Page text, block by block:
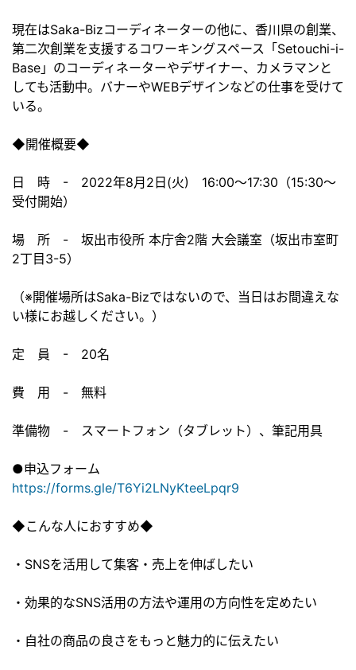
現在はSaka-Bizコーディネーターの他に、香川県の創業、
第二次創業を支援するコワーキングスペース「Setouchi-i-
Base」のコーディネーターやデザイナー、カメラマンと
しても活動中。バナーやWEBデザインなどの仕事を受けて
いる。
◆開催概要◆
日 時 - 2022年8月2日(火) 16:00～17:30（15:30～
受付開始）
場 所 - 坂出市役所 本庁舎2階 大会議室（坂出市室町
2丁目3-5）
（※開催場所はSaka-Bizではないので、当日はお間違えな
い様にお越しください。）
定 員 - 20名
費 用 - 無料
準備物 - スマートフォン（タブレット）、筆記用具
●申込フォーム
https://forms.gle/T6Yi2LNyKteeLpqr9
◆こんな人におすすめ◆
・SNSを活用して集客・売上を伸ばしたい
・効果的なSNS活用の方法や運用の方向性を定めたい
・自社の商品の良さをもっと魅力的に伝えたい